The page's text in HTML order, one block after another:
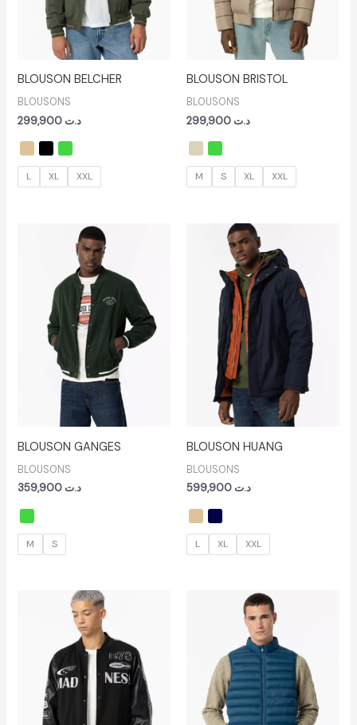
BLOUSON BELCHER
BLOUSONS
د.ت
L XL XXL
BLOUSON BRISTOL
BLOUSONS
د.ت
M S XL XXL
BLOUSON GANGES
BLOUSONS
د.ت
M S
BLOUSON HUANG
BLOUSONS
د.ت
L XL XXL